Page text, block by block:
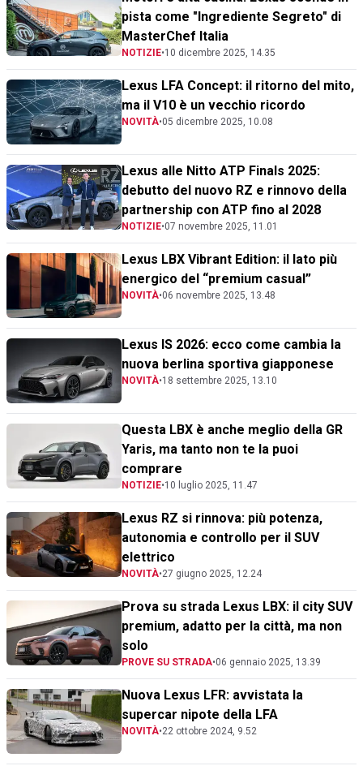
pista come "Ingrediente Segreto" di
MasterChef Italia
NOTIZIE•10 dicembre 2025, 14.35
Lexus LFA Concept: il ritorno del mito,
ma il V10 è un vecchio ricordo
NOVITÀ•05 dicembre 2025, 10.08
Lexus alle Nitto ATP Finals 2025:
debutto del nuovo RZ e rinnovo della
partnership con ATP fino al 2028
NOTIZIE•07 novembre 2025, 11.01
Lexus LBX Vibrant Edition: il lato più
energico del “premium casual”
NOVITÀ•06 novembre 2025, 13.48
Lexus IS 2026: ecco come cambia la
nuova berlina sportiva giapponese
NOVITÀ•18 settembre 2025, 13.10
Questa LBX è anche meglio della GR
Yaris, ma tanto non te la puoi
comprare
NOTIZIE•10 luglio 2025, 11.47
Lexus RZ si rinnova: più potenza,
autonomia e controllo per il SUV
elettrico
NOVITÀ•27 giugno 2025, 12.24
Prova su strada Lexus LBX: il city SUV
premium, adatto per la città, ma non
solo
PROVE SU STRADA•06 gennaio 2025, 13.39
Nuova Lexus LFR: avvistata la
supercar nipote della LFA
NOVITÀ•22 ottobre 2024, 9.52